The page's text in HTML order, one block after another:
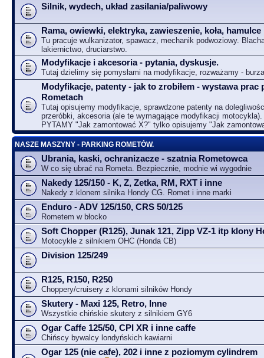
Silnik, wydech, układ zasilania/paliwowy
Rama, owiewki, elektryka, zawieszenie, koła, hamulce
Tu pracuje wulkanizator, spawacz, mechanik podwoziowy.
lakiernictwo, druciarstwo.
Modyfikacje i akcesoria - pytania, dyskusje.
Tutaj dzielimy się pomysłami na modyfikacje, rozważamy -
Modyfikacje, patenty - jak to zrobiłem - wystawa prac
Rometach
Tutaj opisujemy modyfikacje, sprawdzone patenty na
przeróbki, akcesoria (ale te wymagające modyfikacji
PYTAMY "Jak zamontować X?" tylko opisujemy "Jak
NASZE MASZYNY - PARKING ROMETÓW.
Ubrania, kaski, ochranizacze - szatnia Rometowca
W co się ubrać na Rometa. Bezpiecznie, modnie wi wygodnie
Nakedy 125/150 - K, Z, Zetka, RM, RXT i inne
Nakedy z klonem silnika Hondy CG. Romet i inne marki
Enduro - ADV 125/150, CRS 50/125
Rometem w błocko
Soft Chopper (R125), Junak 121, Zipp VZ-1 itp klony
Motocykle z silnikiem OHC (Honda CB)
Division 125/249
R125, R150, R250
Choppery/cruisery z klonami silników Hondy
Skutery - Maxi 125, Retro, Inne
Wszystkie chińskie skutery z silnikiem GY6
Ogar Caffe 125/50, CPI XR i inne caffe
Chińscy bywalcy londyńskich kawiarni
Ogar 125 (nie cafe), 202 i inne z poziomym cylindrem